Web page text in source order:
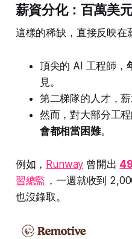
薪資分化：百萬美
這樣的稀缺，直接反映在
頂尖的 AI 工程師，
見。
第二梯隊的人才，薪
然而，對大部分工程
會都相當困難。
例如， Runway 曾開出
習總監 ，一週就收到
也沒錄取。